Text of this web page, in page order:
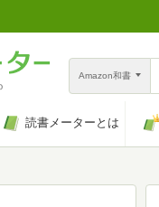
Amazon和書
読書メーターとは